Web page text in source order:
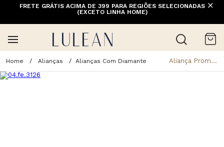
FRETE GRÁTIS ACIMA DE 399 PARA REGIÕES SELECIONADAS
(EXCETO LINHA HOME)
Alianças Alianças Com Diamante Aliança Promessa Anatômica Com Friso Em Ouro 18K E Diamante